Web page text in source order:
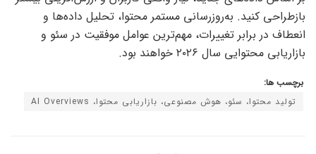
بازطراحی کنید. به‌روزرسانی مستمر محتوا، تحلیل داده‌ها و
انعطاف در برابر تغییرات، مهم‌ترین عوامل موفقیت در سئو و
بازاریابی محتوایی سال ۲۰۲۶ خواهند بود.
برچسب ها:
تولید محتوا، سئو، هوش مصنوعی، بازاریابی محتوا، AI Overviews